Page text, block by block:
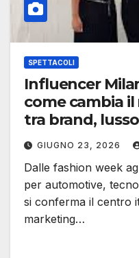
SPETTACOLI
Influencer
come cambia
tra brand,
GIUGNO 23, 2026
Dalle fashion week
per automotive,
si conferma il centro
marketing…